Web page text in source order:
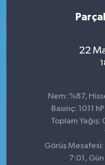
22
Nem: %87,
Basınç: 1011
Toplam Yağış:
Görüş
7:01, Gün